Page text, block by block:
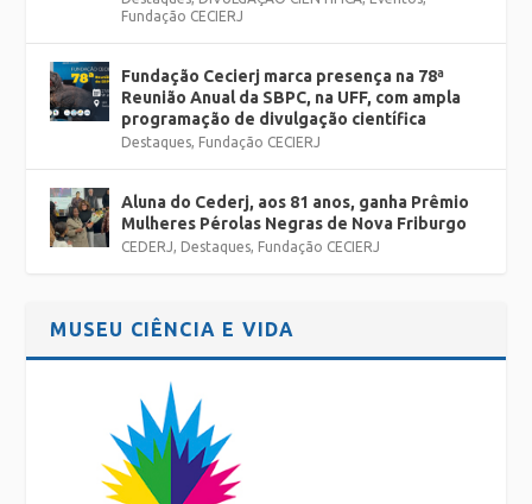
Fundação CECIERJ
Fundação Cecierj marca presença na 78ª
Reunião Anual da SBPC, na UFF, com ampla
programação de divulgação científica
Destaques, Fundação CECIERJ
Aluna do Cederj, aos 81 anos, ganha Prêmio
Mulheres Pérolas Negras de Nova Friburgo
CEDERJ, Destaques, Fundação CECIERJ
MUSEU CIÊNCIA E VIDA